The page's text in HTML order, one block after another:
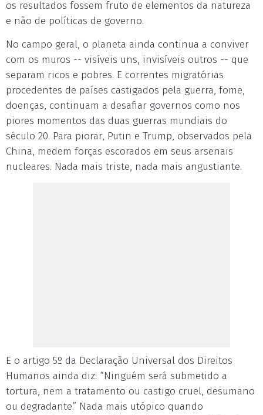
os resultados fossem fruto de elementos da natureza
e não de políticas de governo.
No campo geral, o planeta ainda continua a conviver
com os muros -- visíveis uns, invisíveis outros -- que
separam ricos e pobres. E correntes migratórias
procedentes de países castigados pela guerra, fome,
doenças, continuam a desafiar governos como nos
piores momentos das duas guerras mundiais do
século 20. Para piorar, Putin e Trump, observados pela
China, medem forças escorados em seus arsenais
nucleares. Nada mais triste, nada mais angustiante.
E o artigo 5º da Declaração Universal dos Direitos
Humanos ainda diz: “Ninguém será submetido a
tortura, nem a tratamento ou castigo cruel, desumano
ou degradante.” Nada mais utópico quando